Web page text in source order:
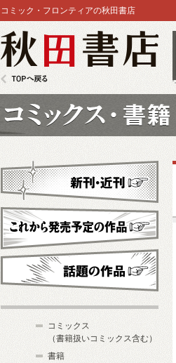
コミック・フロンティアの秋田書店
新刊・近刊
これから発売予定
コミックス
（書籍扱いコミックス含む）
書籍